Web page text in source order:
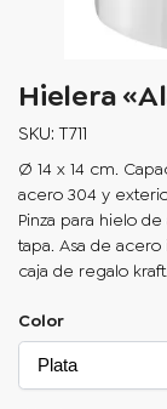
Hielera
SKU: T711
Ø 14 x 14 cm.
acero 304 y
Pinza para hielo
tapa. Asa de
caja de regalo kraft.
Color